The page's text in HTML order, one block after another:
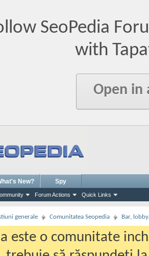
SeoPedia
with
Open in
Forum Actions Quick Links
New? Spy
generale Comunitatea Seopedia Bar,
este o comunitate